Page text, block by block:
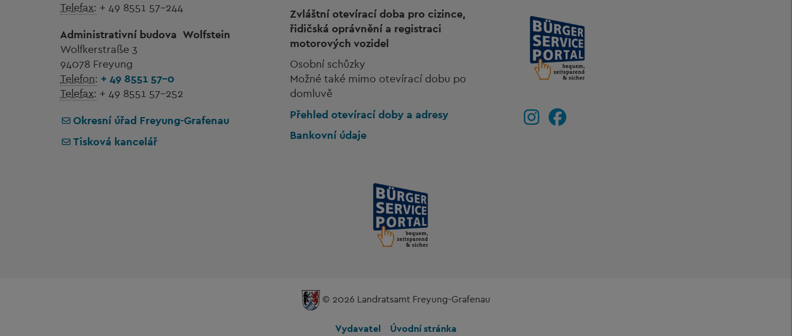
Telefax: + 49 8551 57-244
Administrativní budova Wolfstein
Wolfkerstraße 3
94078 Freyung
Telefon: + 49 8551 57-0
Telefax: + 49 8551 57-252
Okresní úřad Freyung-Grafenau
Tisková kancelář
Zvláštní otevírací doba pro cizince,
řidičská oprávnění a registraci
motorových vozidel
Osobní schůzky
Možné také mimo otevírací dobu po
domluvě
Přehled otevírací doby a adresy
Bankovní údaje
© 2026 Landratsamt Freyung-Grafenau
Vydavatel Úvodní stránka